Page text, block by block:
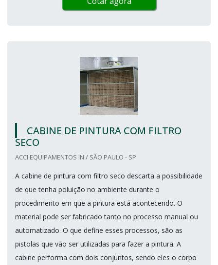
CABINE DE PINTURA COM FILTRO
SECO
ACCI EQUIPAMENTOS IN / SÃO PAULO - SP
A cabine de pintura com filtro seco descarta a possibilidade
de que tenha poluição no ambiente durante o
procedimento em que a pintura está acontecendo. O
material pode ser fabricado tanto no processo manual ou
automatizado. O que define esses processos, são as
pistolas que vão ser utilizadas para fazer a pintura. A
cabine performa com dois conjuntos, sendo eles o corpo